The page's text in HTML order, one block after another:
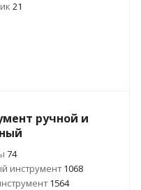
21
ручной и
74
инструмент1068
1564